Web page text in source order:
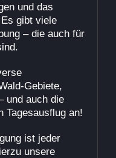
und das
gibt viele
– die auch für
Gebiete,
und auch die
Tagesausflug an!
ist jeder
unsere